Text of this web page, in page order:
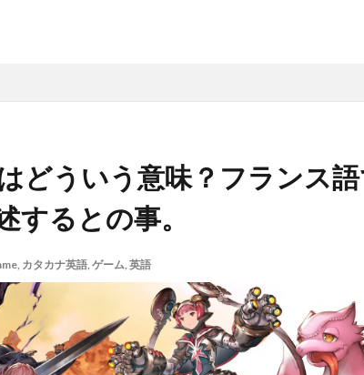
どういう意味？フランス
するとの事。
, カタカナ英語, ゲーム, 英語